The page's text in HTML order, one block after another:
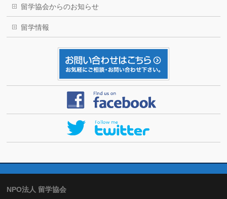
留学協会からのお知らせ
留学情報
NPO法人 留学協会